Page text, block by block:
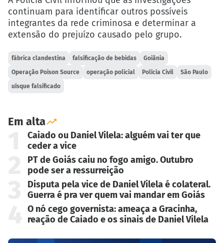
continuam para identificar outros possíveis
integrantes da rede criminosa e determinar a
extensão do prejuízo causado pelo grupo.
fábrica clandestina falsificação de bebidas Goiânia
Operação Poison Source operação policial Polícia Civil São Paulo
uísque falsificado
Em alta
Caiado ou Daniel Vilela: alguém vai ter que
ceder a vice
PT de Goiás caiu no fogo amigo. Outubro
pode ser a ressurreição
Disputa pela vice de Daniel Vilela é colateral.
Guerra é pra ver quem vai mandar em Goiás
O nó cego governista: ameaça a Gracinha,
reação de Caiado e os sinais de Daniel Vilela